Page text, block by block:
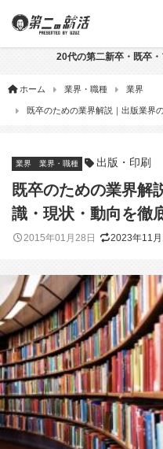
20代の第二新卒・既卒
ホーム 業界・職種 業界
既卒のための業界解説｜出版業界
業界 業界・職種 出版・印刷
既卒のための業界解
識・現状・動向を徹
2015年01月28日 2023年11月